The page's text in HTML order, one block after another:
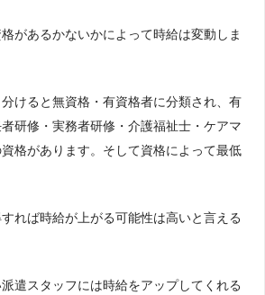
があるかないかによって時給は変動しま
けると無資格・有資格者に分類され、有
研修・実務者研修・介護福祉士・ケアマ
格があります。そして資格によって最低
れば時給が上がる可能性は高いと言える
遣スタッフには時給をアップしてくれる